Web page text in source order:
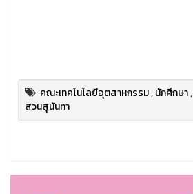
คณะเทคโนโลยีอุตสาหกรรม,นักศึกษา,
สวนสุนันทา